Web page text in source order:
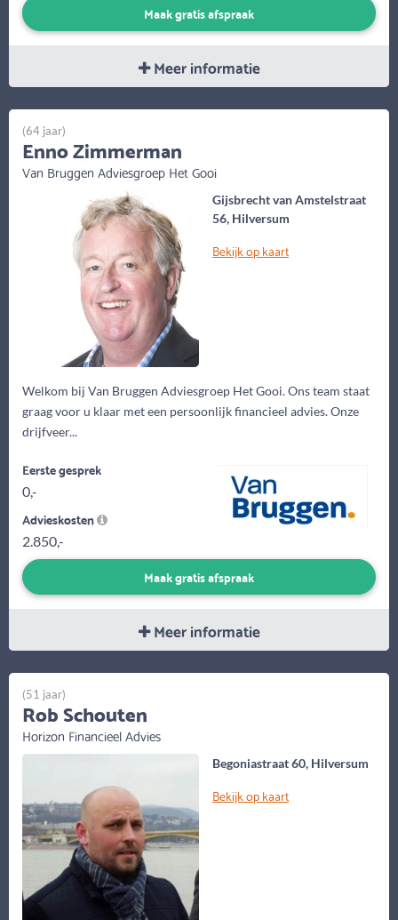
Maak gratis afspraak
Meer informatie
Gijsbrecht van Amstelstraat
56, Hilversum
Bekijk op kaart
Welkom bij Van Bruggen Adviesgroep Het Gooi. Ons team staat
graag voor u klaar met een persoonlijk financieel advies. Onze
drijfveer...
(64 jaar)
Enno Zimmerman
Van Bruggen Adviesgroep Het Gooi
Eerste gesprek
0,-
Advieskosten
2.850,-
Maak gratis afspraak
Meer informatie
Begoniastraat 60, Hilversum
Bekijk op kaart
(51 jaar)
Rob Schouten
Horizon Financieel Advies